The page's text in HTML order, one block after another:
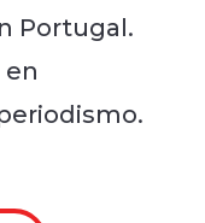
Portugal.
en